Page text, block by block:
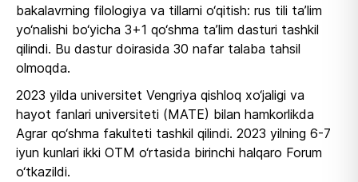
bakalavrning filologiya va tillarni o‘qitish: rus tili ta’lim
yo‘nalishi bo‘yicha 3+1 qo‘shma ta’lim dasturi tashkil
qilindi. Bu dastur doirasida 30 nafar talaba tahsil
olmoqda.
2023 yilda universitet Vengriya qishloq xo‘jaligi va
hayot fanlari universiteti (MATE) bilan hamkorlikda
Agrar qo‘shma fakulteti tashkil qilindi. 2023 yilning 6-7
iyun kunlari ikki OTM o‘rtasida birinchi halqaro Forum
o‘tkazildi.